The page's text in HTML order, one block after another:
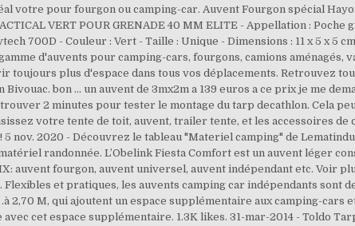
votre pour fourgon ou camping-car. Auvent Fourgon spécial
VERT POUR GRENADE 40 MM ELITE - Appellation :
700D - Couleur : Vert - Taille : Unique - Dimensions : 11 x 5 x 5
d'auvents pour camping-cars, fourgons, camions aménagés,
toujours plus d'espace dans tous vos déplacements. Retrouvez
bon ... un auvent de 3mx2m a 139 euros a ce prix je me
trouver 2 minutes pour tester le montage du tarp decathlon. Cela
votre tente de toit, auvent, trailer tente, et les accessoires de
5 nov. 2020 - Découvrez le tableau "Materiel camping" de
randonnée. L’Obelink Fiesta Comfort est un auvent léger
auvent fourgon, auvent universel, auvent indépendant etc. Voir
Flexibles et pratiques, les auvents camping car indépendants sont
2,70 M, qui ajoutent un espace supplémentaire aux camping-
cet espace supplémentaire. 1.3K likes. 31-mar-2014 - Toldo